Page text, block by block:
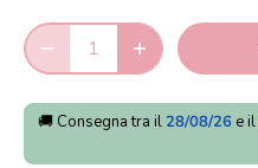
🚚 Consegna tra il 28/08/26 e il